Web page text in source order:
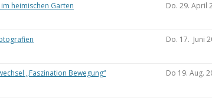
heimischen Garten Do. 29. April
Do. 17. Juni
„Faszination Bewegung“ Do 19. Aug.